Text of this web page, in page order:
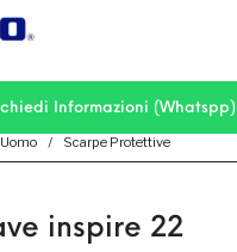
Uomo / Scarpe Protettive
inspire 22
Informazioni (Whatspp)